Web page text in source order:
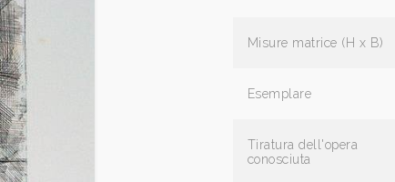
Misure matrice (H x B)
Esemplare
Tiratura dell'opera
conosciuta